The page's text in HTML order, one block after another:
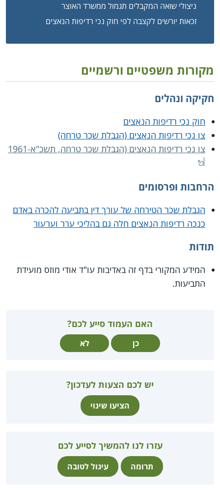
ניצולי שואה המקבלים תגמול ממשרד האוצר
זכאות יורשים לקצבה לפי חוק נכי רדיפות הנאצים
מקורות משפטיים ורשמיים
חקיקה ונהלים
חוק נכי רדיפות הנאצים
צו נכי רדיפות הנאצים (הגבלת שכר טרחה)
צו נכי רדיפות הנאצים (הגבלת שכר טרחה, תשכ"א-1961
הרחבות ופרסומים
הגבלת שכר הטירחה של עורך דין בתביעה להכרה באדם
כנכה רדיפות הנאצים חלה גם בהליכי ערר וערעור
תודות
המידע המקורי בדף זה באדיבות עו"ד אודי מוזס מועידת
התביעות.
האם העמוד סייע לכם?
כן לא
יש לכם הצעות לעדכון?
הציעו שינוי
עזרו לנו להמשיך לסייע לכם
תרומה עיגול לטובה